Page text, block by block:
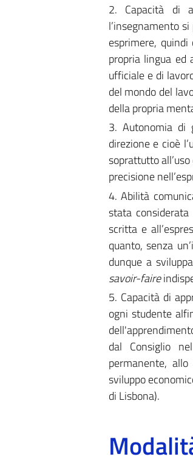
2. Capacità di
l’insegnamento
esprimere,
propria lingua ed
ufficiale e di
del mondo del
della propria
3. Autonomia di
direzione e cioè
soprattutto
precisione
4. Abilità
stata
scritta e
quanto, senza
dunque a
savoir-faire
5. Capacità di
ogni studente
dal Consiglio
permanente,
sviluppo
di Lisbona).